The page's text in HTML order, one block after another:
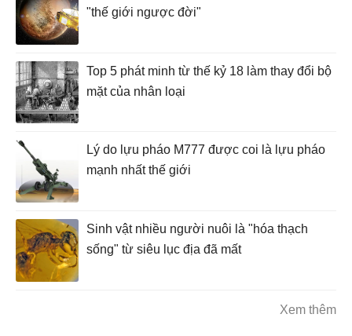
"thế giới ngược đời"
Top 5 phát minh từ thế kỷ 18 làm thay đổi bộ
mặt của nhân loại
Lý do lựu pháo M777 được coi là lựu pháo
mạnh nhất thế giới
Sinh vật nhiều người nuôi là "hóa thạch
sống" từ siêu lục địa đã mất
Xem thêm